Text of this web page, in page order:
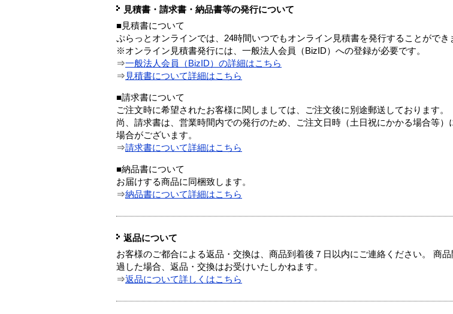
見積書・請求書・納品書等の発行について
■見積書について
ぷらっとオンラインでは、24時間いつでもオンライン見積書を発行することができ
※オンライン見積書発行には、一般法人会員（BizID）への登録が必要です。
⇒一般法人会員（BizID）の詳細はこちら
⇒ 見積書について詳細はこちら
■請求書について
ご注文時に希望されたお客様に関しましては、ご注文後に別途郵送しております。
尚、請求書は、営業時間内での発行のため、ご注文日時（土日祝にかかる場合等
場合がございます。
⇒請求書について詳細はこちら
■納品書について
お届けする商品に同梱致します。
⇒納品書について詳細はこちら
返品について
お客様のご都合による返品・交換は、商品到着後７日以内にご連絡ください。 商
過した場合、返品・交換はお受けいたしかねます。
⇒返品について詳しくはこちら